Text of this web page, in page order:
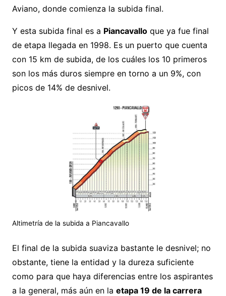
Aviano, donde comienza la subida final.
Y esta subida final es a Piancavallo que ya fue final
de etapa llegada en 1998. Es un puerto que cuenta
con 15 km de subida, de los cuáles los 10 primeros
son los más duros siempre en torno a un 9%, con
picos de 14% de desnivel.
Altimetría de la subida a Piancavallo
El final de la subida suaviza bastante le desnivel; no
obstante, tiene la entidad y la dureza suficiente
como para que haya diferencias entre los aspirantes
a la general, más aún en la etapa 19 de la carrera